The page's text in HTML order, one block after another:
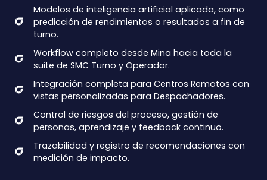
Modelos de inteligencia artificial aplicada, como
predicción de rendimientos o resultados a fin de
turno.
Workflow completo desde Mina hacia toda la
suite de SMC Turno y Operador.
Integración completa para Centros Remotos con
vistas personalizadas para Despachadores.
Control de riesgos del proceso, gestión de
personas, aprendizaje y feedback continuo.
Trazabilidad y registro de recomendaciones con
medición de impacto.